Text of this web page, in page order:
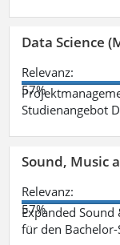
Data Science
Relevanz:
57%
Studienangebot
Sound, Music
Relevanz:
57%
Expanded
für den